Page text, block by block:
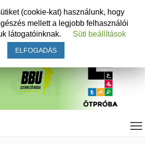
(cookie-kat) használunk, hogy
mellett a legjobb felhasználói
látogatóinknak.
Süti beállítások
ELFOGADÁS